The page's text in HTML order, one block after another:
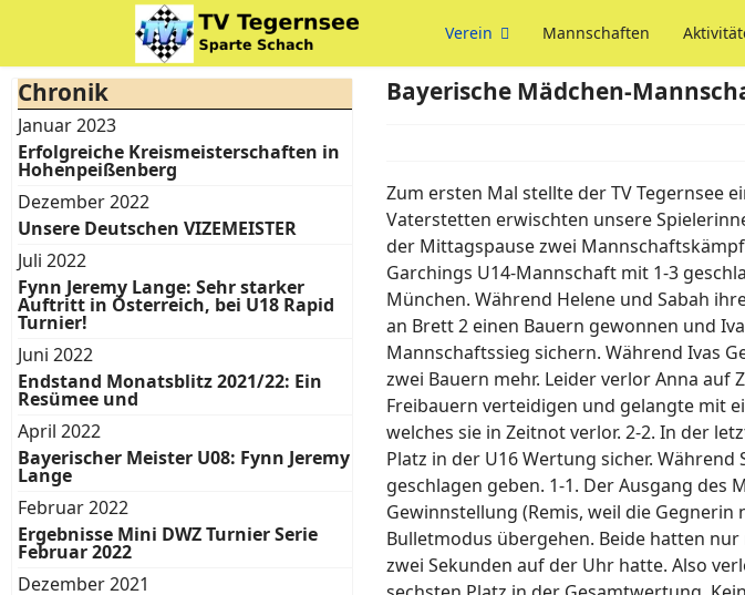
Verein Mannschaften
Chronik
Januar 2023
Erfolgreiche Kreismeisterschaften in
Hohenpeißenberg
Dezember 2022
Unsere Deutschen VIZEMEISTER
Juli 2022
Fynn Jeremy Lange: Sehr starker
Auftritt in Österreich, bei U18 Rapid
Turnier!
Juni 2022
Endstand Monatsblitz 2021/22: Ein
Resümee und
April 2022
Bayerischer Meister U08: Fynn Jeremy
Lange
Februar 2022
Ergebnisse Mini DWZ Turnier Serie
Februar 2022
Dezember 2021
Bayerische Mädchen-
Zum ersten Mal stellte der TV Tegernsee
Vaterstetten erwischten unsere
der Mittagspause zwei
Garchings U14-Mannschaft mit 1-3
München. Während Helene und Sabah
an Brett 2 einen Bauern gewonnen und
Mannschaftssieg sichern. Während Ivas
zwei Bauern mehr. Leider verlor Anna
Freibauern verteidigen und gelangte mit
welches sie in Zeitnot verlor. 2-2. In der
Platz in der U16 Wertung sicher.
geschlagen geben. 1-1. Der Ausgang des
Gewinnstellung (Remis, weil die
Bulletmodus übergehen. Beide hatten
zwei Sekunden auf der Uhr hatte. Also